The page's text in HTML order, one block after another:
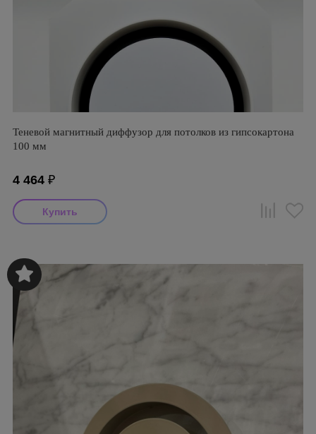
Теневой магнитный диффузор для потолков из гипсокартона
100 мм
4 464 ₽